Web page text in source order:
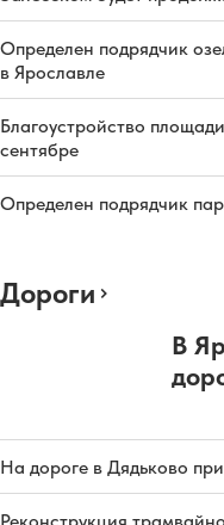
Определен подрядчик
в Ярославле
Благоустройство
сентябре
Определен подрядчик
Дороги
В
На дороге в Дядьково
Реконструкция